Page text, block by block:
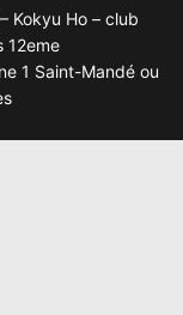
Kokyu Ho – club
12eme
1 Saint-Mandé ou